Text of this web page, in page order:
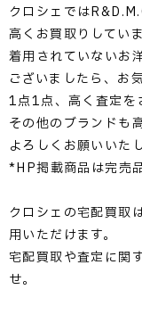
クロシェでは
高くお買取りしていま
着用されていないお
ございましたら、お
1点1点、高く査定を
その他のブランドも
よろしくお願いいたし
*HP掲載商品は完売
クロシェの宅配買取
用いただけます。
宅配買取や査定に関
せ。